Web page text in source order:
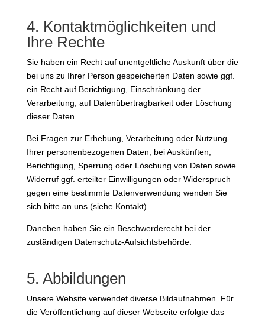
4. Kontaktmöglichkeiten und
Ihre Rechte
Sie haben ein Recht auf unentgeltliche Auskunft über die
bei uns zu Ihrer Person gespeicherten Daten sowie ggf.
ein Recht auf Berichtigung, Einschränkung der
Verarbeitung, auf Datenübertragbarkeit oder Löschung
dieser Daten.
Bei Fragen zur Erhebung, Verarbeitung oder Nutzung
Ihrer personenbezogenen Daten, bei Auskünften,
Berichtigung, Sperrung oder Löschung von Daten sowie
Widerruf ggf. erteilter Einwilligungen oder Widerspruch
gegen eine bestimmte Datenverwendung wenden Sie
sich bitte an uns (siehe Kontakt).
Daneben haben Sie ein Beschwerderecht bei der
zuständigen Datenschutz-Aufsichtsbehörde.
5. Abbildungen
Unsere Website verwendet diverse Bildaufnahmen. Für
die Veröffentlichung auf dieser Webseite erfolgte das